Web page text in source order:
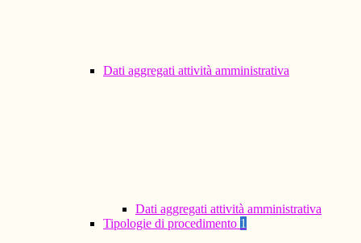
Dati aggregati attività amministrativa
Dati aggregati attività amministrativa
Tipologie di procedimento 1